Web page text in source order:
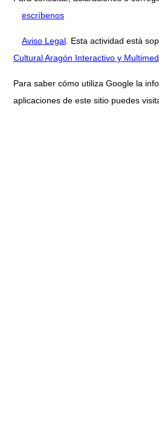
escríbenos
Aviso Legal . Esta actividad está
Cultural Aragón Interactivo y
Para saber cómo utiliza Google la
aplicaciones de este sitio puedes